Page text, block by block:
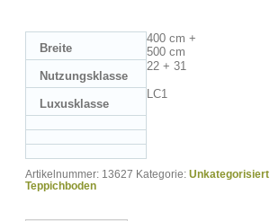
Breite
400 cm +
500 cm
Nutzungsklasse
22 + 31
Luxusklasse
LC1
Artikelnummer: 13627 Kategorie: Unkategorisiert
Teppichboden